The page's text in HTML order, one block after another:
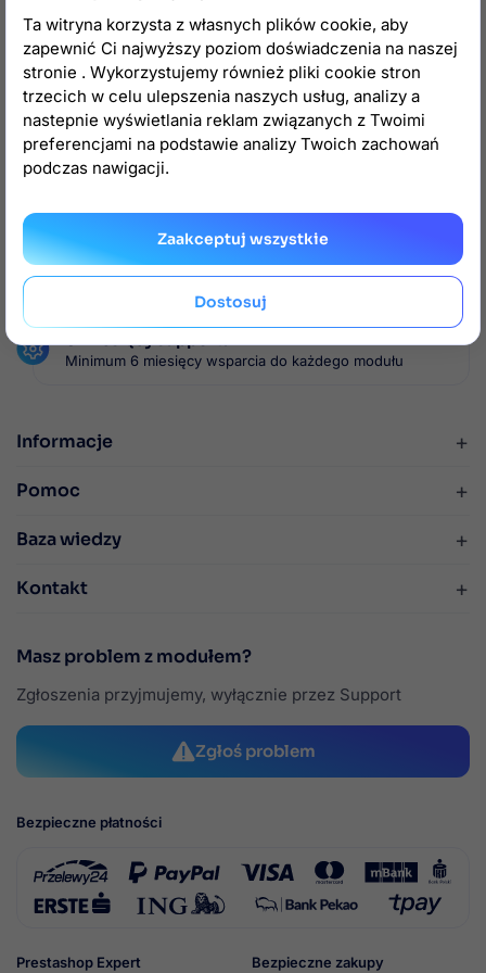
18 000+
klientów
16
lat na rynku
Darmowe aktualizacje
Dożywotnie darmowe aktualizacje modułów
Gwarancja satysfakcji
6 miesięcy supportu
Minimum 6 miesięcy wsparcia do każdego modułu
Informacje +
Pomoc +
Baza wiedzy +
Kontakt +
Masz problem z modułem?
Zgłoszenia przyjmujemy, wyłącznie przez Support
Zgłoś problem
Prestashop Expert
Bezpieczne płatności
Bezpieczne zakupy
Ta witryna korzysta z własnych plików cookie, aby
zapewnić Ci najwyższy poziom doświadczenia na naszej
stronie . Wykorzystujemy również pliki cookie stron
trzecich w celu ulepszenia naszych usług, analizy a
nastepnie wyświetlania reklam związanych z Twoimi
preferencjami na podstawie analizy Twoich zachowań
podczas nawigacji.
Dostosuj
Zaakceptuj wszystkie